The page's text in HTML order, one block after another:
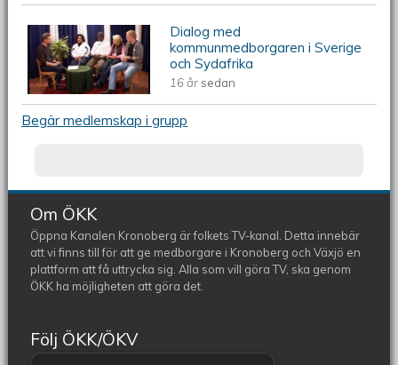
ÖKV Play - Dialog med
kommunmedborgaren i Sverige och
Sydafrika
Dialog med
kommunmedborgaren i Sverige
och Sydafrika
16 år sedan
Begär medlemskap i grupp
Om ÖKK
Öppna Kanalen Kronoberg är folkets TV-kanal. Detta innebär
att vi finns till för att ge medborgare i Kronoberg och Växjö en
plattform att få uttrycka sig. Alla som vill göra TV, ska genom
ÖKK ha möjligheten att göra det.
Följ ÖKK/ÖKV